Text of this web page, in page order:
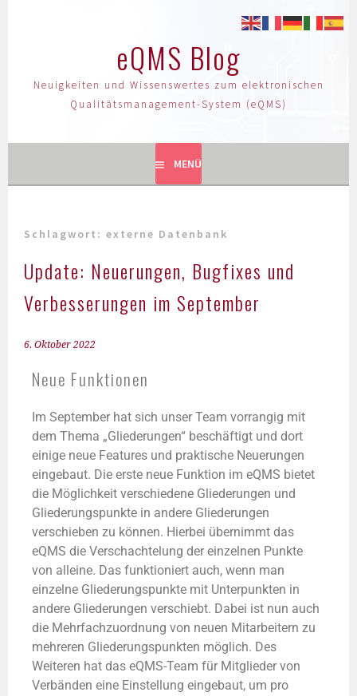
eQMS Blog
Neuigkeiten und Wissenswertes zum elektronischen
Qualitätsmanagement-System (eQMS)
MENÜ
Schlagwort:externe Datenbank
Update: Neuerungen, Bugfixes und
Verbesserungen im September
6. Oktober 2022
Neue Funktionen
Im September hat sich unser Team vorrangig mit
dem Thema „Gliederungen“ beschäftigt und dort
einige neue Features und praktische Neuerungen
eingebaut. Die erste neue Funktion im eQMS bietet
die Möglichkeit verschiedene Gliederungen und
Gliederungspunkte in andere Gliederungen
verschieben zu können. Hierbei übernimmt das
eQMS die Verschachtelung der einzelnen Punkte
von alleine. Das funktioniert auch, wenn man
einzelne Gliederungspunkte mit Unterpunkten in
andere Gliederungen verschiebt. Dabei ist nun auch
die Mehrfachzuordnung von neuen Mitarbeitern zu
mehreren Gliederungspunkten möglich. Des
Weiteren hat das eQMS-Team für Mitglieder von
Verbänden eine Einstellung eingebaut, um pro